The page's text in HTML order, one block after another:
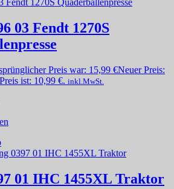
03 Fendt 1270S
Preis war: 15,99 €Neuer Preis:
ist: 10,99 €. inkl.MwSt.
01 IHC 1455XL Traktor